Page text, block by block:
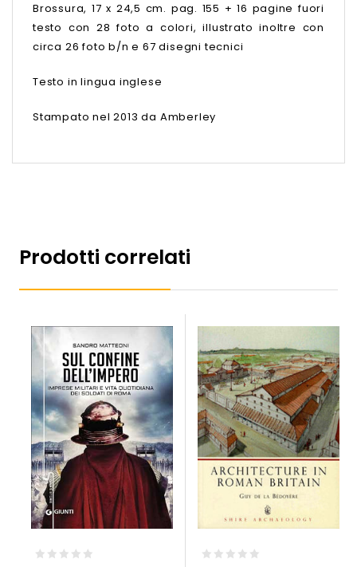
Brossura, 17 x 24,5 cm. pag. 155 + 16 pagine fuori
testo con 28 foto a colori, illustrato inoltre con
circa 26 foto b/n e 67 disegni tecnici
Testo in lingua inglese
Stampato nel 2013 da Amberley
Prodotti correlati